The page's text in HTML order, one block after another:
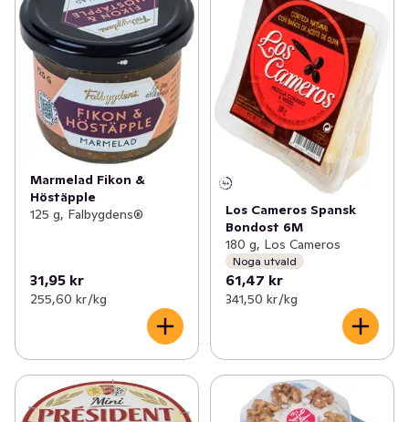
Marmelad Fikon &
Höstäpple
125 g, Falbygdens®
31,95 kr
255,60 kr /kg
Los Cameros Spansk
Bondost 6M
180 g, Los Cameros
Noga utvald
61,47 kr
341,50 kr /kg